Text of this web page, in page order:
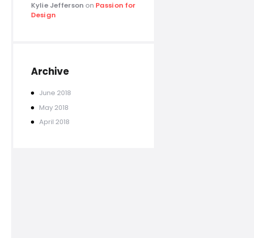
Kylie Jefferson on Passion for
Design
Archive
June 2018
May 2018
April 2018